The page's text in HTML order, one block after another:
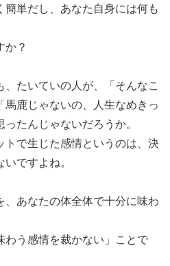
簡単だし、あなた自身には何も
か？
たいていの人が、「そんなこ
馬鹿じゃないの、人生なめきっ
たんじゃないだろうか。
トで生じた感情というのは、決
ですよね。
、あなたの体全体で十分に味わ
わう感情を裁かない」ことで